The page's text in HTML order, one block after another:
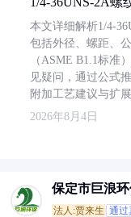
本文详细解析1/4-
包括外径、螺距、
（ASME B1.1标准
见疑问，通过公式
附加工艺建议与扩展
2026年8月4日
保定市巨浪
法人:贾来生 通过